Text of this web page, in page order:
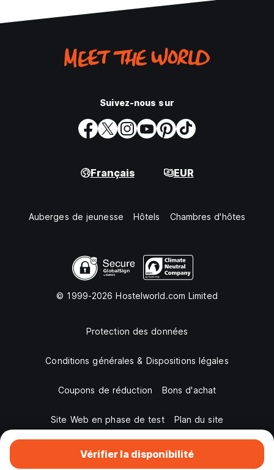
Vérifier la disponibilité
Suivez-nous sur
Français EUR
Auberges de jeunesse Hôtels Chambres d'hôtes
© 1999-2026 Hostelworld.com Limited
Protection des données
Conditions générales & Dispositions légales
Coupons de réduction Bons d'achat
Site Web en phase de test Plan du site